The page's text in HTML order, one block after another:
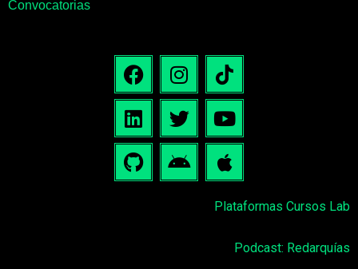
Convocatorias
Plataformas Cursos Lab
Podcast: Redarquías